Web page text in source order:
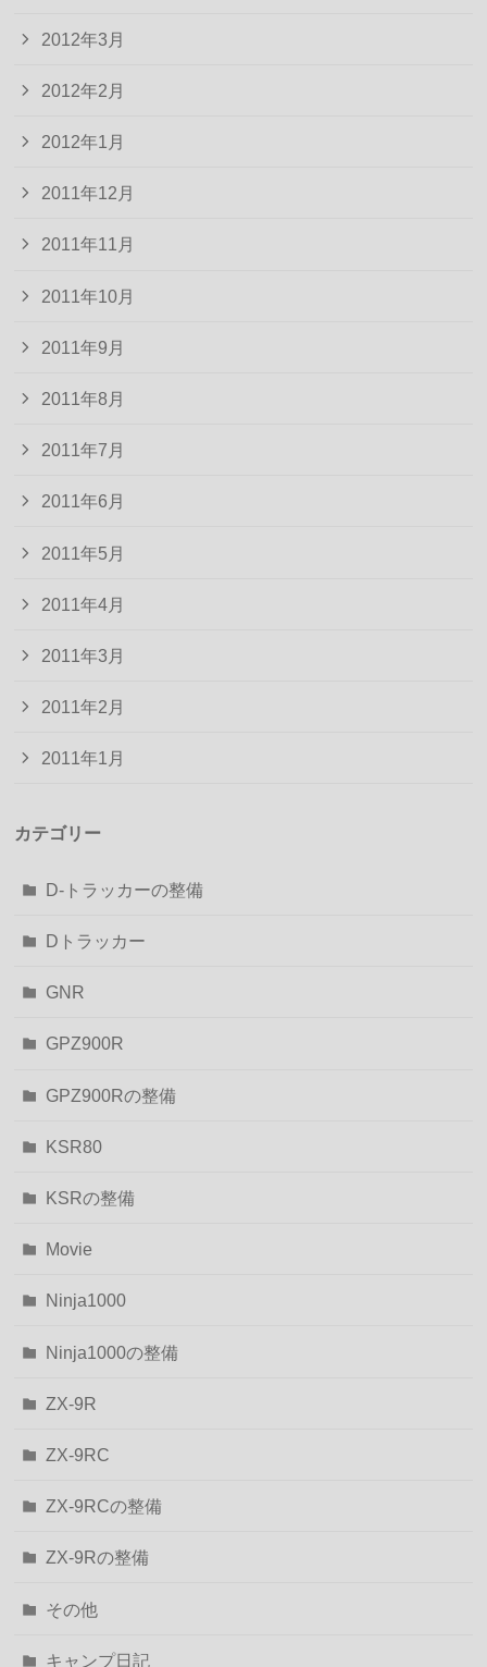
2012年3月
2012年2月
2012年1月
2011年12月
2011年11月
2011年10月
2011年9月
2011年8月
2011年7月
2011年6月
2011年5月
2011年4月
2011年3月
2011年2月
2011年1月
カテゴリー
D-トラッカーの整備
Dトラッカー
GNR
GPZ900R
GPZ900Rの整備
KSR80
KSRの整備
Movie
Ninja1000
Ninja1000の整備
ZX-9R
ZX-9RC
ZX-9RCの整備
ZX-9Rの整備
その他
キャンプ日記